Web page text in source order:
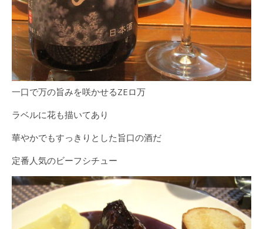
一口で万の旨みを咲かせるZEロ万
ラベルに花も描いてあり
華やかでもすっきりとした旨口の酒だ
定番人気のビーフシチュー